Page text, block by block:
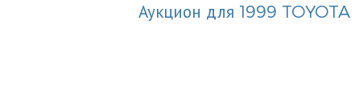
Аукцион для 1999